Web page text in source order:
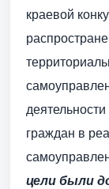
краевой
граждан в
цели были